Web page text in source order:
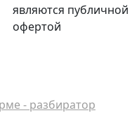
являются публичной
офертой
- разбиратор